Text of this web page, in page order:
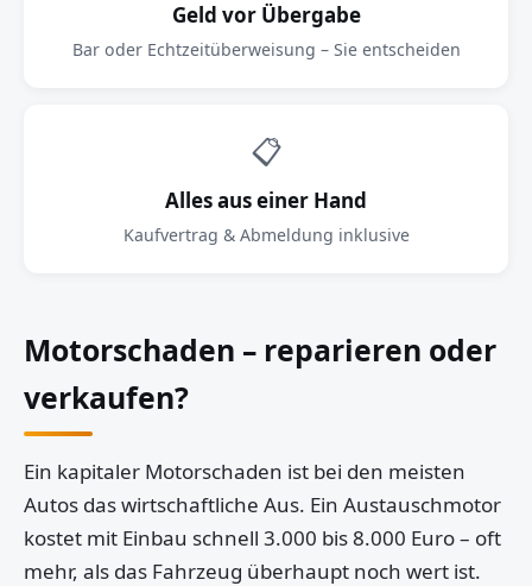
Geld vor Übergabe
Bar oder Echtzeitüberweisung – Sie entscheiden
📋
Alles aus einer Hand
Kaufvertrag & Abmeldung inklusive
Motorschaden – reparieren oder
verkaufen?
Ein kapitaler Motorschaden ist bei den meisten
Autos das wirtschaftliche Aus. Ein Austauschmotor
kostet mit Einbau schnell 3.000 bis 8.000 Euro – oft
mehr, als das Fahrzeug überhaupt noch wert ist.